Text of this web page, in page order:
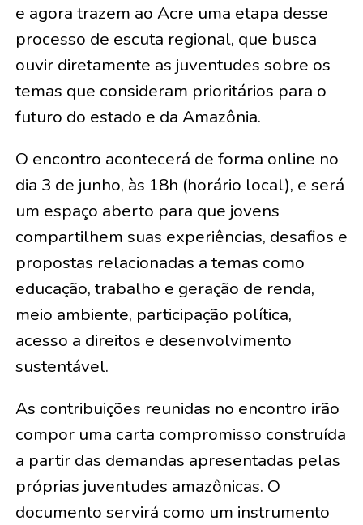
e agora trazem ao Acre uma etapa desse
processo de escuta regional, que busca
ouvir diretamente as juventudes sobre os
temas que consideram prioritários para o
futuro do estado e da Amazônia.
O encontro acontecerá de forma online no
dia 3 de junho, às 18h (horário local), e será
um espaço aberto para que jovens
compartilhem suas experiências, desafios e
propostas relacionadas a temas como
educação, trabalho e geração de renda,
meio ambiente, participação política,
acesso a direitos e desenvolvimento
sustentável.
As contribuições reunidas no encontro irão
compor uma carta compromisso construída
a partir das demandas apresentadas pelas
próprias juventudes amazônicas. O
documento servirá como um instrumento